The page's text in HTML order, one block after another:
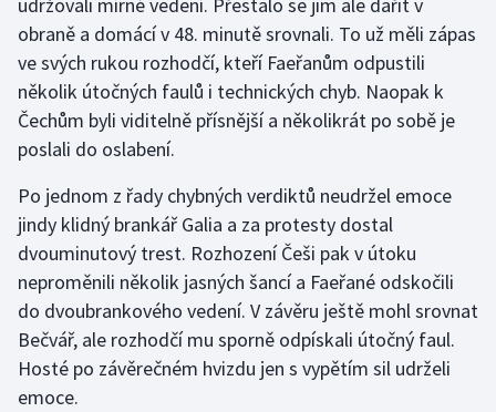
udržovali mírné vedení. Přestalo se jim ale dařit v
obraně a domácí v 48. minutě srovnali. To už měli zápas
ve svých rukou rozhodčí, kteří Faeřanům odpustili
několik útočných faulů i technických chyb. Naopak k
Čechům byli viditelně přísnější a několikrát po sobě je
poslali do oslabení.
Po jednom z řady chybných verdiktů neudržel emoce
jindy klidný brankář Galia a za protesty dostal
dvouminutový trest. Rozhození Češi pak v útoku
neproměnili několik jasných šancí a Faeřané odskočili
do dvoubrankového vedení. V závěru ještě mohl srovnat
Bečvář, ale rozhodčí mu sporně odpískali útočný faul.
Hosté po závěrečném hvizdu jen s vypětím sil udrželi
emoce.